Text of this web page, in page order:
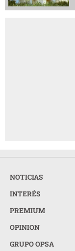
NOTICIAS
INTERÉS
PREMIUM
OPINION
GRUPO OPSA